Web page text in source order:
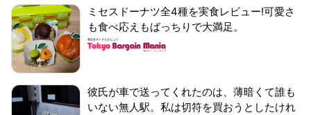
ミセスドーナツ全4種を実食レビュー!可愛さ
も食べ応えもばっちりで大満足。
彼氏が車で送ってくれたのは、薄暗くて誰も
いない無人駅。私は切符を買おうとしたけれ